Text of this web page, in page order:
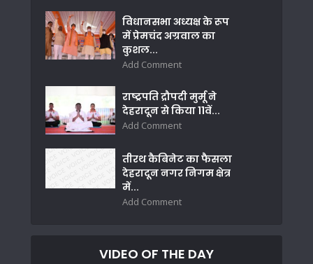
विधानसभा अध्यक्ष के रूप
में प्रेमचंद अग्रवाल का
कुशल...
Add Comment
राष्ट्रपति द्रौपदी मुर्मू ने
देहरादून से किया 11वें...
Add Comment
तीरथ कैबिनेट का फैसला
देहरादून नगर निगम क्षेत्र
में...
Add Comment
VIDEO OF THE DAY